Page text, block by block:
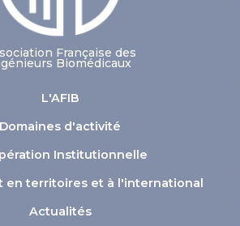
Française des
Biomédicaux
L'AFIB
Domaines d'activité
Institutionnelle
en territoires et à l'international
Actualités